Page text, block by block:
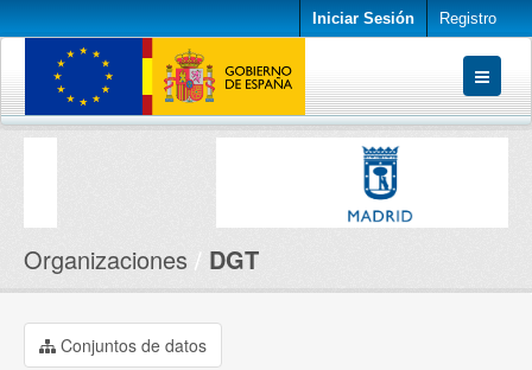
Iniciar Sesión Registro
Conjuntos de datos
Organizaciones DGT
Conjuntos de datos